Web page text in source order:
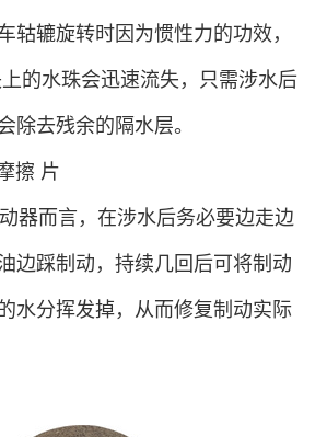
轱辘旋转时因为惯性力的功效，
的水珠会迅速流失，只需涉水后
除去残余的隔水层。
擦 片
器而言，在涉水后务必要边走边
边踩制动，持续几回后可将制动
水分挥发掉，从而修复制动实际